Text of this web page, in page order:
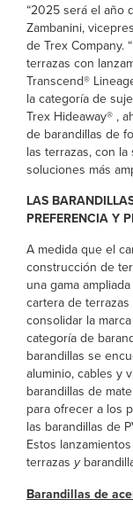
“2025 será el año
Zambanini,
de Trex Company.
terrazas con
Transcend®
la categoría de
Trex Hideaway® ,
de barandillas de
las terrazas, con
soluciones más
LAS
PREFERENCIA Y
A medida que el
construcción de
una gama
cartera de
consolidar la
categoría de
barandillas se
aluminio, cables y
barandillas de
para ofrecer a los
las barandillas de
Estos
terrazas y
Barandillas de